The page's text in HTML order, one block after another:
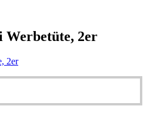
Werbetüte, 2er
2er